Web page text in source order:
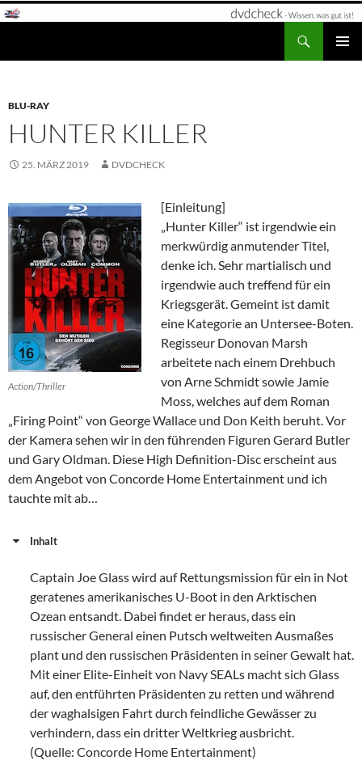
Zum
BLU-RAY
HUNTER KILLER
25. MÄRZ 2019 DVDCHECK
Action/Thriller
[Einleitung]
„Hunter Killer“ ist irgendwie ein
merkwürdig anmutender Titel,
denke ich. Sehr martialisch und
irgendwie auch treffend für ein
Kriegsgerät. Gemeint ist damit
eine Kategorie an Untersee-Boten.
Regisseur Donovan Marsh
arbeitete nach einem Drehbuch
von Arne Schmidt sowie Jamie
Moss, welches auf dem Roman
„Firing Point“ von George Wallace und Don Keith beruht. Vor
der Kamera sehen wir in den führenden Figuren Gerard Butler
und Gary Oldman. Diese High Definition-Disc erscheint aus
dem Angebot von Concorde Home Entertainment und ich
tauchte mit ab…
Inhalt
Captain Joe Glass wird auf Rettungsmission für ein in Not
geratenes amerikanisches U-Boot in den Arktischen
Ozean entsandt. Dabei findet er heraus, dass ein
russischer General einen Putsch weltweiten Ausmaßes
plant und den russischen Präsidenten in seiner Gewalt hat.
Mit einer Elite-Einheit von Navy SEALs macht sich Glass
auf, den entführten Präsidenten zu retten und während
der waghalsigen Fahrt durch feindliche Gewässer zu
verhindern, dass ein dritter Weltkrieg ausbricht.
(Quelle: Concorde Home Entertainment)